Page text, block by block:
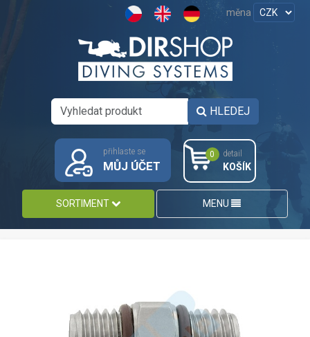
měna
HLEDEJ
přihlaste se
MŮJ ÚČET
0 detail
KOŠÍK
SORTIMENT MENU